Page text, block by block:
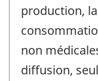
production,
non
diffusion,